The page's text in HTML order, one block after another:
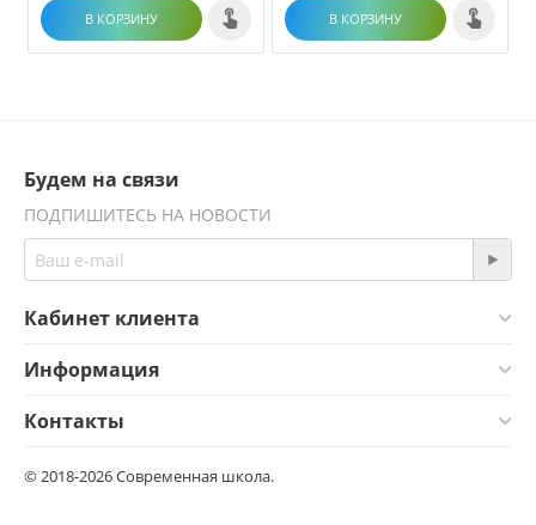
В КОРЗИНУ В КОРЗИНУ
Будем на связи
ПОДПИШИТЕСЬ НА НОВОСТИ
Кабинет клиента
Информация
Контакты
© 2018-2026 Современная школа.